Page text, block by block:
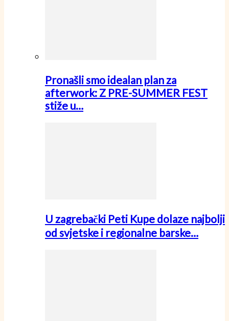
Pronašli smo idealan plan za
afterwork: Z PRE-SUMMER FEST
stiže u…
U zagrebački Peti Kupe dolaze najbolji
od svjetske i regionalne barske…